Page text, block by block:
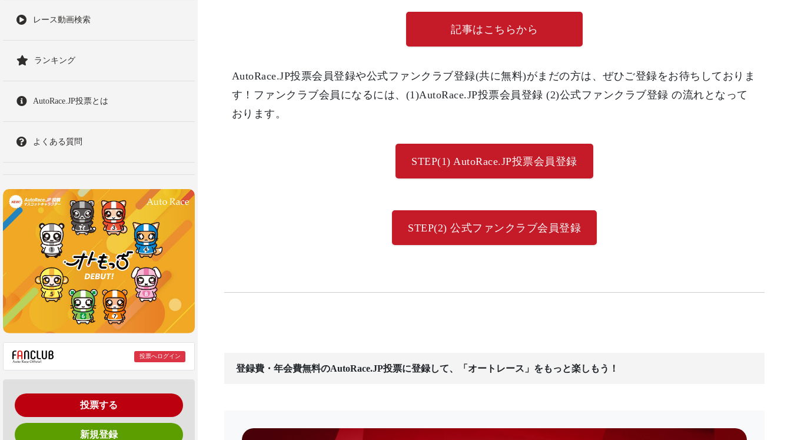
レース動画検索
ランキング
AutoRace.JP投票とは
よくある質問
投票へログイン
投票する
新規登録
記事はこちらから
AutoRace.JP投票会員登録や公式ファンクラブ登録(共に無料)がまだの方は、ぜひご登録をお待ちしておりま
す！ファンクラブ会員になるには、(1)AutoRace.JP投票会員登録 (2)公式ファンクラブ登録 の流れとなって
おります。
STEP(1) AutoRace.JP投票会員登録
STEP(2) 公式ファンクラブ会員登録
登録費・年会費無料のAutoRace.JP投票に登録して、「オートレース」をもっと楽しもう！